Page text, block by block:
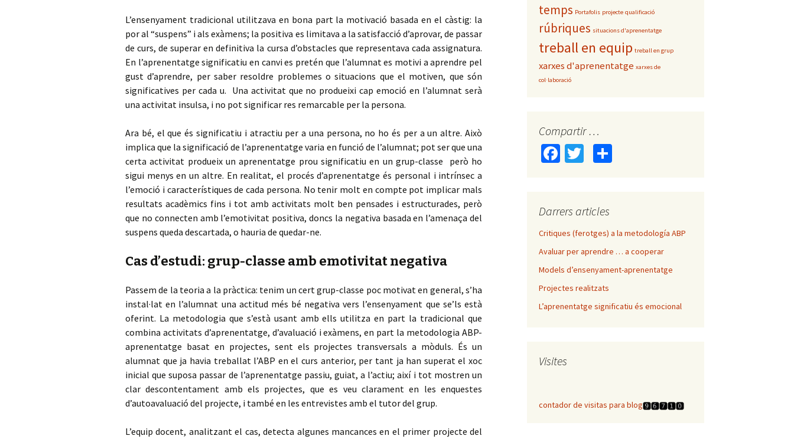
L’ensenyament tradicional utilitzava en bona part la motivació basada en el càstig: la
por al “suspens” i als exàmens; la positiva es limitava a la satisfacció d’aprovar, de passar
de curs, de superar en definitiva la cursa d’obstacles que representava cada assignatura.
En l’aprenentatge significatiu en canvi es pretén que l’alumnat es motivi a aprendre pel
gust d’aprendre, per saber resoldre problemes o situacions que el motiven, que són
significatives per cada u. Una activitat que no produeixi cap emoció en l’alumnat serà
una activitat insulsa, i no pot significar res remarcable per la persona.
Ara bé, el que és significatiu i atractiu per a una persona, no ho és per a un altre. Això
implica que la significació de l’aprenentatge varia en funció de l’alumnat; pot ser que una
certa activitat produeix un aprenentatge prou significatiu en un grup-classe però ho
sigui menys en un altre. En realitat, el procés d’aprenentatge és personal i intrínsec a
l’emoció i característiques de cada persona. No tenir molt en compte pot implicar mals
resultats acadèmics fins i tot amb activitats molt ben pensades i estructurades, però
que no connecten amb l’emotivitat positiva, doncs la negativa basada en l’amenaça del
suspens queda descartada, o hauria de quedar-ne.
Cas d’estudi: grup-classe amb emotivitat negativa
Passem de la teoria a la pràctica: tenim un cert grup-classe poc motivat en general, s’ha
instal·lat en l’alumnat una actitud més bé negativa vers l’ensenyament que se’ls està
oferint. La metodologia que s’està usant amb ells utilitza en part la tradicional que
combina activitats d’aprenentatge, d’avaluació i exàmens, en part la metodologia ABP-
aprenentatge basat en projectes, sent els projectes transversals a mòduls. És un
alumnat que ja havia treballat l’ABP en el curs anterior, per tant ja han superat el xoc
inicial que suposa passar de l’aprenentatge passiu, guiat, a l’actiu; així i tot mostren un
clar descontentament amb els projectes, que es veu clarament en les enquestes
d’autoavaluació del projecte, i també en les entrevistes amb el tutor del grup.
L’equip docent, analitzant el cas, detecta algunes mancances en el primer projecte del
temps Portafolis projecte qualificació
rúbriques situacions d'aprenentatge
treball en equip treball en grup
xarxes d'aprenentatge xarxes de
col·laboració
Compartir …
Fa
o
o
k
T
er
ar
te
ix
Darrers articles
Critiques (ferotges) a la metodología ABP
Avaluar per aprendre … a cooperar
Models d’ensenyament-aprenentatge
Projectes realitzats
L’aprenentatge significatiu és emocional
Visites
contador de visitas para blog